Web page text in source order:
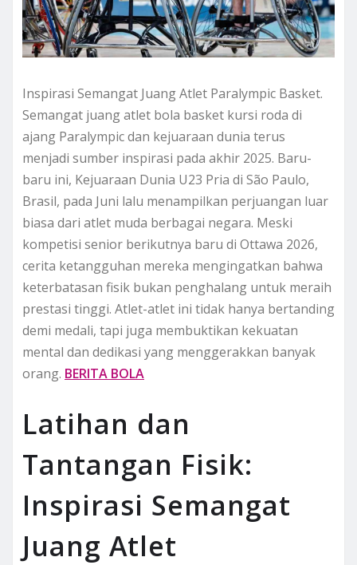
Inspirasi Semangat Juang Atlet Paralympic Basket.
Semangat juang atlet bola basket kursi roda di
ajang Paralympic dan kejuaraan dunia terus
menjadi sumber inspirasi pada akhir 2025. Baru-
baru ini, Kejuaraan Dunia U23 Pria di São Paulo,
Brasil, pada Juni lalu menampilkan perjuangan luar
biasa dari atlet muda berbagai negara. Meski
kompetisi senior berikutnya baru di Ottawa 2026,
cerita ketangguhan mereka mengingatkan bahwa
keterbatasan fisik bukan penghalang untuk meraih
prestasi tinggi. Atlet-atlet ini tidak hanya bertanding
demi medali, tapi juga membuktikan kekuatan
mental dan dedikasi yang menggerakkan banyak
orang. BERITA BOLA
Latihan dan
Tantangan Fisik:
Inspirasi Semangat
Juang Atlet